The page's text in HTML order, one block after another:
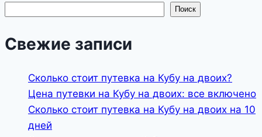
Поиск
Свежие записи
Сколько стоит путевка на Кубу на двоих?
Цена путевки на Кубу на двоих: все включено
Сколько стоит путевка на Кубу на двоих на 10
дней